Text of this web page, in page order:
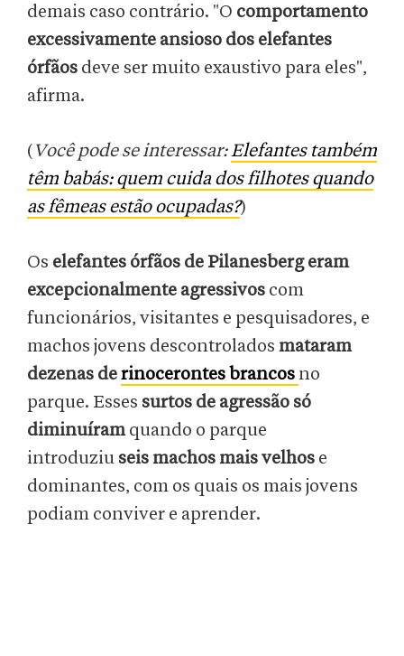
demais caso contrário. "O comportamento
excessivamente ansioso dos elefantes
órfãos deve ser muito exaustivo para eles",
afirma.
( Você pode se interessar:Elefantes também
têm babás: quem cuida dos filhotes quando
as fêmeas estão ocupadas?)
Os elefantes órfãos de Pilanesberg eram
excepcionalmente agressivos com
funcionários, visitantes e pesquisadores, e
machos jovens descontrolados mataram
dezenas derinocerontes brancos no
parque. Esses surtos de agressão só
diminuíramquando o parque
introduziu seis machos mais velhos e
dominantes, com os quais os mais jovens
podiam conviver e aprender.